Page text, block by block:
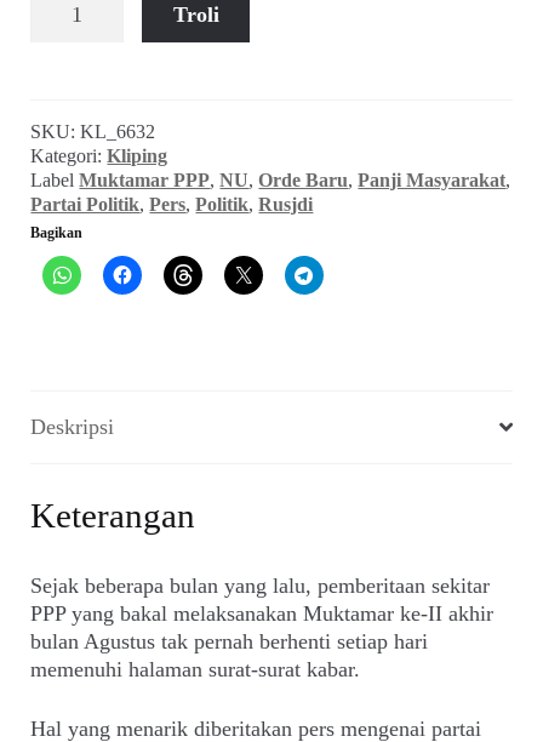
Rusjdi
Bangsa
dan
Aset
Umat
(Panji
Masyarakat_No.
Troli
SKU:KL_6632
Kategori:Kliping
LabelMuktamar PPP,NU,Orde Baru,Panji Masyarakat,
Partai Politik,Pers,Politik,Rusjdi
Bagikan
Deskripsi
Keterangan
Sejak beberapa bulan yang lalu, pemberitaan sekitar
PPP yang bakal melaksanakan Muktamar ke-II akhir
bulan Agustus tak pernah berhenti setiap hari
memenuhi halaman surat-surat kabar.
Hal yang menarik diberitakan pers mengenai partai